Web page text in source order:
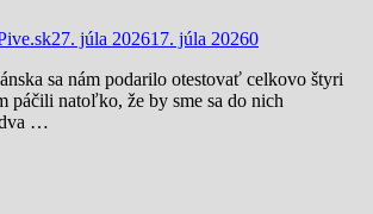
27. júla 202617. júla 20260
sa nám podarilo otestovať celkovo štyri
páčili natoľko, že by sme sa do nich
…